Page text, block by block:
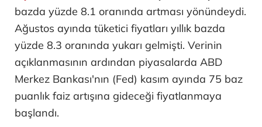
bazda yüzde 8.1 oranında artması yönündeydi.
Ağustos ayında tüketici fiyatları yıllık bazda
yüzde 8.3 oranında yukarı gelmişti. Verinin
açıklanmasının ardından piyasalarda ABD
Merkez Bankası'nın (Fed) kasım ayında 75 baz
puanlık faiz artışına gideceği fiyatlanmaya
başlandı.